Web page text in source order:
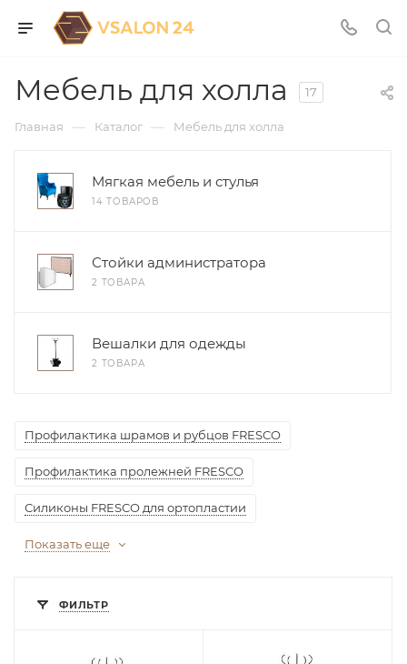
Мебель для холла 17
Главная — Каталог — Мебель для холла
Мягкая мебель и стулья
14 ТОВАРОВ
Стойки администратора
2 ТОВАРА
Вешалки для одежды
2 ТОВАРА
Профилактика шрамов и рубцов FRESCO
Профилактика пролежней FRESCO
Силиконы FRESCO для ортопластии
Показать еще
ФИЛЬТР